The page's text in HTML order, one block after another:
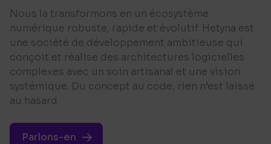
Nous la transformons en un écosystème
numérique robuste, rapide et évolutif. Hetyna est
une société de développement ambitieuse qui
conçoit et réalise des architectures logicielles
complexes avec un soin artisanal et une vision
systémique. Du concept au code, rien n’est laissé
au hasard.
Parlons-en